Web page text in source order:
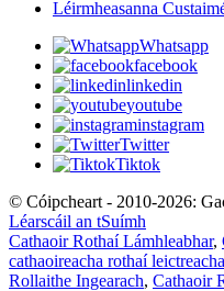
Léirmheasanna
Whatsapp
facebook
linkedin
youtube
instagram
Twitter
Tiktok
© Cóipcheart - 2010-2026:
Léarscáil an tSuímh
Cathaoir Rothaí Lámhleabhar,
cathaoireacha rothaí leictreacha
Rollaithe Ingearach, Cathaoir